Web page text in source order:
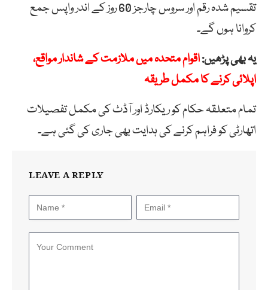
تقسیم شدہ رقم اور سروس چارجز 60 روز کے اندر واپس جمع
کروانا ہوں گے۔
یہ بھی پڑھیں:اقوام متحدہ میں ملازمت کے شاندار مواقع،
اپلائی کرنے کا مکمل طریقہ
تمام متعلقہ حکام کو ریکارڈ اور آڈٹ کی مکمل تفصیلات
اتھارٹی کو فراہم کرنے کی ہدایت بھی جاری کی گئی ہے۔
LEAVE A REPLY